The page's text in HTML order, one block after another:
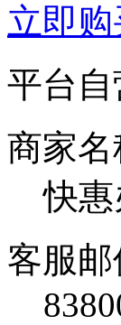
立即购
平台自
商家名
快
客服邮